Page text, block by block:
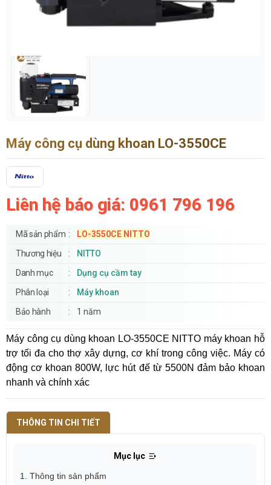
Máy công cụ dùng khoan LO-3550CE
Liên hệ báo giá: 0961 796 196
Mã sản phẩm
LO-3550CE NITTO
Thương hiệu
NITTO
Danh mục
Dụng cụ cầm tay
Phân loại
Máy khoan
Bảo hành
1 năm
Máy công cụ dùng khoan LO-3550CE NITTO máy khoan hỗ
trợ tối đa cho thợ xây dựng, cơ khí trong công việc. Máy có
động cơ khoan 800W, lực hút đế từ 5500N đảm bảo khoan
nhanh và chính xác
THÔNG TIN CHI TIẾT
Mục lục
1. Thông tin sản phẩm